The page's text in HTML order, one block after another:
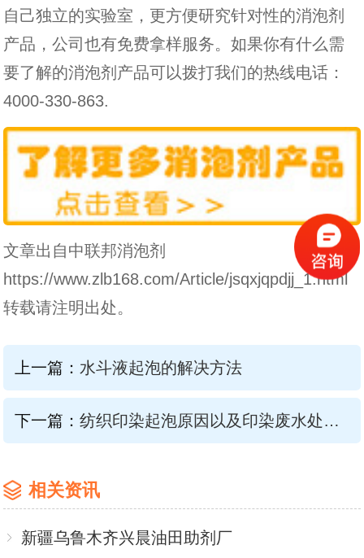
自己独立的实验室，更方便研究针对性的消泡剂
产品，公司也有免费拿样服务。如果你有什么需
要了解的消泡剂产品可以拨打我们的热线电话：
4000-330-863.
文章出自中联邦消泡剂
https://www.zlb168.com/Article/jsqxjqpdjj_1.html
转载请注明出处。
上一篇： 水斗液起泡的解决方法
下一篇： 纺织印染起泡原因以及印染废水处理用消泡剂解决方案
相关资讯
新疆乌鲁木齐兴晨油田助剂厂